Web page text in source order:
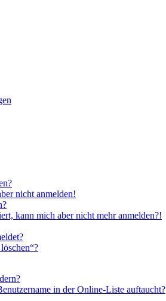
nicht anmelden!
kann mich aber nicht mehr anmelden?!
in der Online-Liste auftaucht?